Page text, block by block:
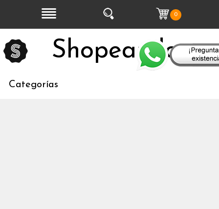
0
Shopeandoo
Categorías